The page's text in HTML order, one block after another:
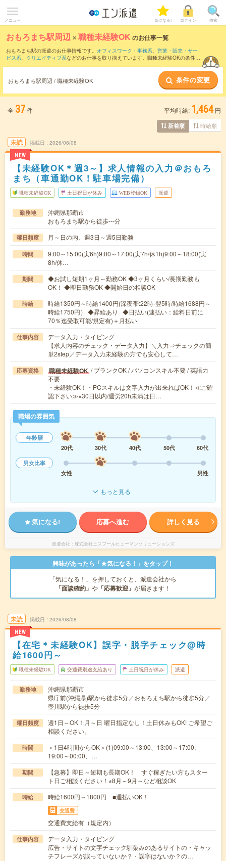
メニュー 気になる! ログイン 検索
おもろまち駅周辺 ×職種未経験OK のお仕事一覧
おもろまち駅の派遣のお仕事情報です。 オフィスワーク・事務系、 営業・販売・サー
ビス系、 クリエイティブ系などのお仕事を取り揃えています。職種未経験OKの条件の
おもろまち駅周辺 / 職種未経験OK 条件の変更
全 37件 平均時給: 1,464 円
新着順 時給順
未読
NEW
掲載日 2026/08/08
【未経験OK＊週3～】求人情報の入力＠おもろ
まち（車通勤OK！駐車場完備）
職種未経験OK 土日祝日が休み WEB登録OK 派遣
勤務地
沖縄県那覇市
おもろまち駅から徒歩---分
曜日頻度 月～日の内、週3日～週5日勤務
時間
9:00～15:00(実6h)9:00～17:00(実7h/休1h)9:00～18:00(実
8h/休…
期間
◆お試し短期1ヶ月～勤務OK ◆3ヶ月くらい/長期勤務も
OK！ ◆即日勤務OK ◆開始日の相談OK
時給
時給1350円～時給1400円(深夜帯:22時-翌5時/時給1688円～
時給1750円） ◆昇給あり ◆日払い(速払い：給料日前に
70％迄受取可能/規定有)＋月払い
仕事内容
データ入力・タイピング
【求人内容のチェック・データ入力】＼入力⇒チェックの簡
単2step／データ入力未経験の方でも安心して…
応募資格 職種未経験OK / ブランクOK / パソコンスキル不要 / 英語力
不要
・未経験OK！・PCスキルは文字入力が出来ればOK！≪ご確
認下さい≫※30日以内/週労20h未満は日…
職場の雰囲気
年齢層
20代
30代 40代 50代
60代
男女比率
女性
男性
もっと見る
気になる! 応募へ進む 詳しく見る
派遣会社 株式会社エスプールヒューマンソリューションズ
興味があったら「★気になる！」をタップ！
「気になる！」を押しておくと、派遣会社から
「面談確約」 や 「応募歓迎」 が届きます！
未読
NEW
掲載日 2026/08/08
【在宅＊未経験OK】誤字・脱字チェック@時
給1600円～
職種未経験OK 交通費別途支給あり 土日祝日が休み 派遣
勤務地
沖縄県那覇市
県庁前(沖縄県)駅から徒歩5分／おもろまち駅から徒歩5分／
壺川駅から徒歩5分
曜日頻度
週1日～OK！月～日 曜日指定なし！土日休みもOK! ご希望ご
相談ください。
時間
＜1日4時間からOK＞(1)09:00～13:00、13:00～17:00、
19:00～00:00、…
期間
【急募】即日～短期も長期OK！ すぐ稼ぎたい方もスター
ト日ご相談ください！※8月～9月～など相談OK
時給 時給1600円～1800円 ■週払いOK！
交通費
交通費支給有（規定内）
仕事内容
データ入力・タイピング
広告・サイトの文字チェック馴染みのあるサイトの・キャッ
チフレーズが誤っていないか？・誤字はないか？の…